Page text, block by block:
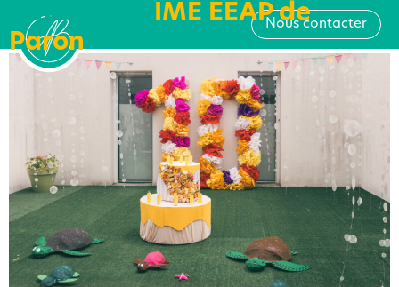
Nous contacter
Catégorie : IME EEAP de
Paron
10 ans de sourires, de projets
et de belles aventures !